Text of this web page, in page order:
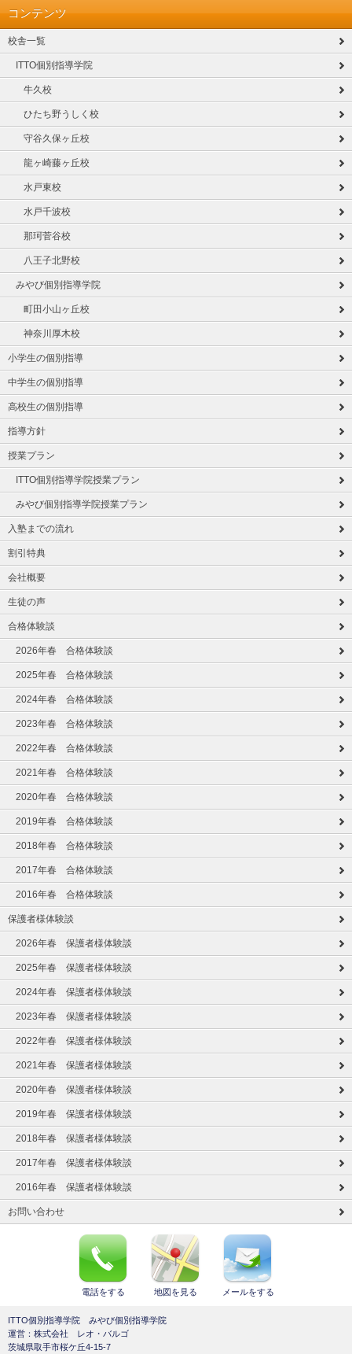
コンテンツ
校舎一覧
ITTO個別指導学院
牛久校
ひたち野うしく校
守谷久保ヶ丘校
龍ヶ崎藤ヶ丘校
水戸東校
水戸千波校
那珂菅谷校
八王子北野校
みやび個別指導学院
町田小山ヶ丘校
神奈川厚木校
小学生の個別指導
中学生の個別指導
高校生の個別指導
指導方針
授業プラン
ITTO個別指導学院授業プラン
みやび個別指導学院授業プラン
入塾までの流れ
割引特典
会社概要
生徒の声
合格体験談
2026年春 合格体験談
2025年春 合格体験談
2024年春 合格体験談
2023年春 合格体験談
2022年春 合格体験談
2021年春 合格体験談
2020年春 合格体験談
2019年春 合格体験談
2018年春 合格体験談
2017年春 合格体験談
2016年春 合格体験談
保護者様体験談
2026年春 保護者様体験談
2025年春 保護者様体験談
2024年春 保護者様体験談
2023年春 保護者様体験談
2022年春 保護者様体験談
2021年春 保護者様体験談
2020年春 保護者様体験談
2019年春 保護者様体験談
2018年春 保護者様体験談
2017年春 保護者様体験談
2016年春 保護者様体験談
お問い合わせ
電話をする 地図を見る メールをする
ITTO個別指導学院 みやび個別指導学院
運営：株式会社 レオ・バルゴ
茨城県取手市桜ケ丘4-15-7